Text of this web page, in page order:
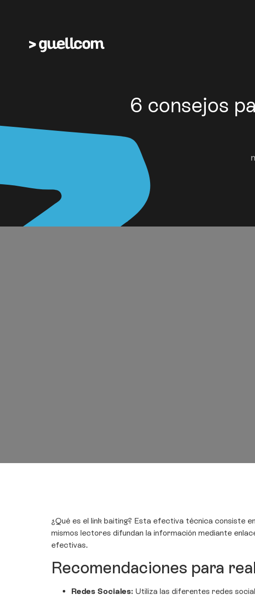
6 consejos
¿Qué es el link baiting? Esta efectiva técnica consiste
mismos lectores difundan la información mediante
efectivas.
Recomendaciones para
Redes Sociales: Utiliza las diferentes redes